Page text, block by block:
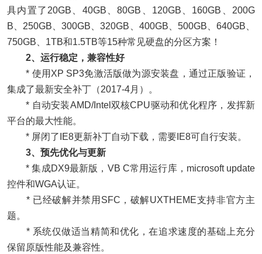
具内置了20GB、40GB、80GB、120GB、160GB、200G
B、250GB、300GB、320GB、400GB、500GB、640GB、
750GB、1TB和1.5TB等15种常见硬盘的分区方案！
2、运行稳定，兼容性好
* 使用XP SP3免激活版做为源安装盘，通过正版验证，
集成了最新安全补丁（2017-4月）。
* 自动安装AMD/Intel双核CPU驱动和优化程序，发挥新
平台的最大性能。
* 屏闭了IE8更新补丁自动下载，需要IE8可自行安装。
3、预先优化与更新
* 集成DX9最新版，VB C常用运行库，microsoft update
控件和WGA认证。
* 已经破解并禁用SFC，破解UXTHEME支持非官方主
题。
* 系统仅做适当精简和优化，在追求速度的基础上充分
保留原版性能及兼容性。